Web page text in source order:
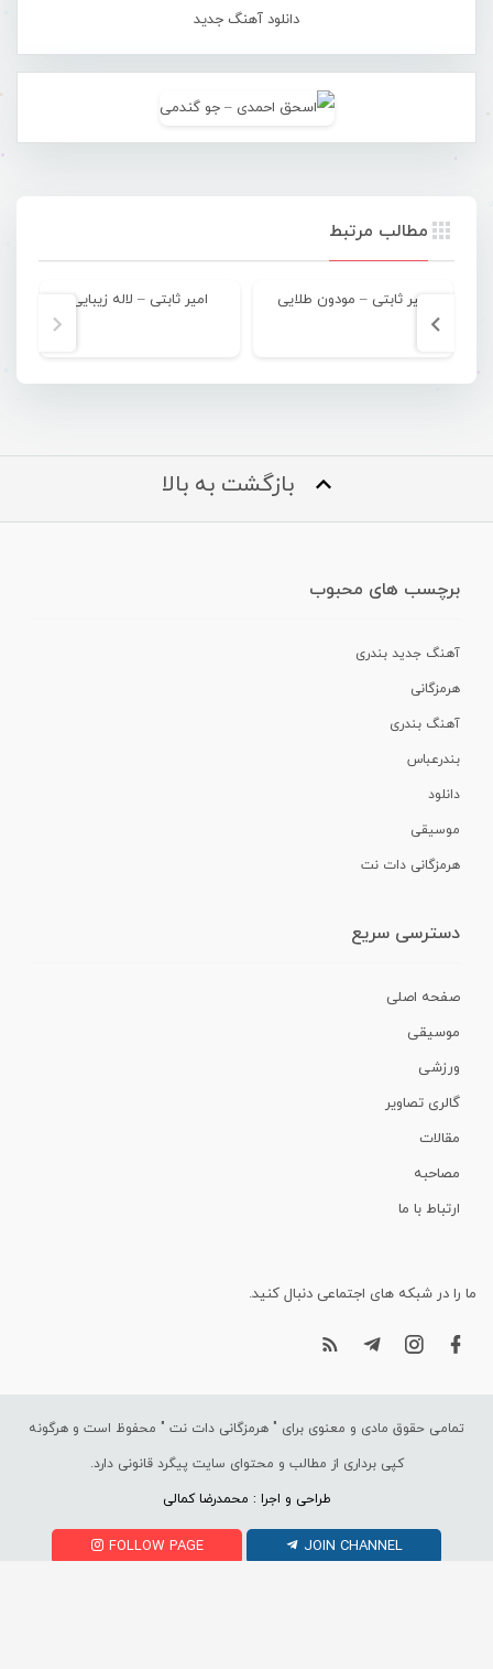
دانلود آهنگ جدید
مطالب مرتبط
امیر ثابتی – مودون طلایی امیر ثابتی – لاله زیبایی
بازگشت به بالا
برچسب های محبوب
آهنگ جدید بندری
هرمزگانی
آهنگ بندری
بندرعباس
دانلود
موسیقی
هرمزگانی دات نت
دسترسی سریع
صفحه اصلی
موسیقی
ورزشی
گالری تصاویر
مقالات
مصاحبه
ارتباط با ما
ما را در شبکه های اجتماعی دنبال کنید.
تمامی حقوق مادی و معنوی برای " هرمزگانی دات نت " محفوظ است و هرگونه
کپی برداری از مطالب و محتوای سایت پیگرد قانونی دارد.
طراحی و اجرا : محمدرضا کمالی
FOLLOW PAGE JOIN CHANNEL